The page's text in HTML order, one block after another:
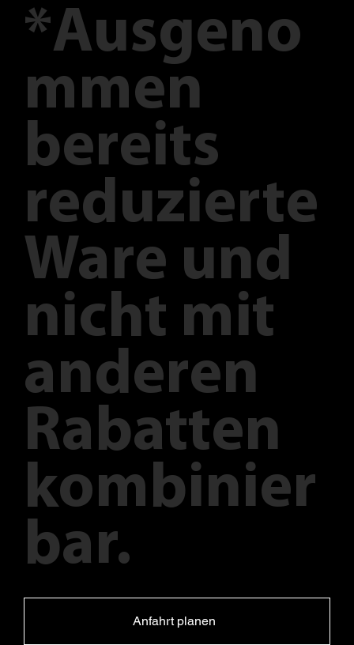
Anfahrt planen
*Ausgeno
mmen
bereits
reduzierte
Ware und
nicht mit
anderen
Rabatten
kombinier
bar.